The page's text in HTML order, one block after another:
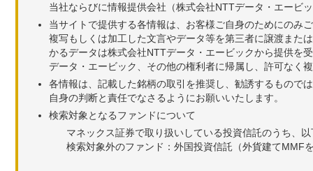
当社ならびに情報提供会社（株式会社NTTデータ・エービ
当サイトで提供する各情報は、お客様ご自身のためにのみ
複写もしくは加工した文言やデータ等を第三者に譲渡また
かるデータは株式会社NTTデータ・エービックから提供を
データ・エービック、その他の権利者に帰属し、許可なく
各情報は、記載した銘柄の取引を推奨し、勧誘するもので
自身の判断と責任でなさるようにお願いいたします。
検索対象となるファンドについて
マネックス証券で取り扱いしている投資信託のうち、
検索対象外のファンド：外国投資信託（外貨建てMMF